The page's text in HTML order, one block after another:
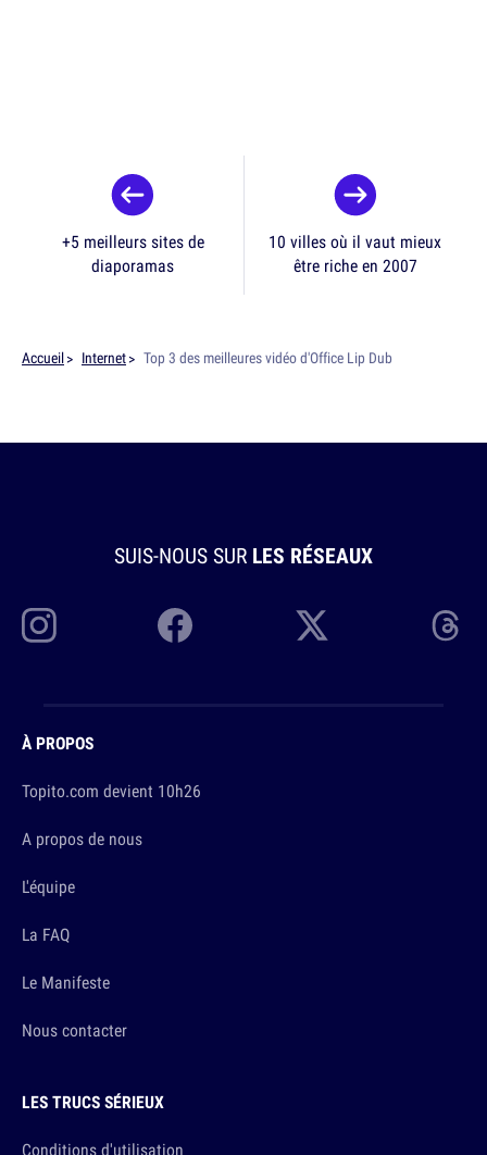
+5 meilleurs sites de
diaporamas
10 villes où il vaut mieux
être riche en 2007
Accueil Internet Top 3 des meilleures vidéo d'Office Lip Dub
SUIS-NOUS SUR LES RÉSEAUX
À PROPOS
Topito.com devient 10h26
A propos de nous
L'équipe
La FAQ
Le Manifeste
Nous contacter
LES TRUCS SÉRIEUX
Conditions d'utilisation